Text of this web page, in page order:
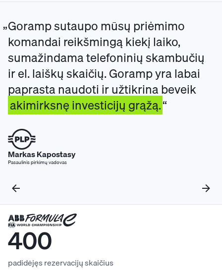
Goramp sutaupo mūsų priėmimo
komandai reikšmingą kiekį laiko,
sumažindama telefoninių skambučių
ir el. laiškų skaičių. Goramp yra labai
paprasta naudoti ir užtikrina beveik
akimirksnę investicijų grąžą.
Markas Kapostasy
Pasaulinis pirkimų vadovas
400
padidėjęs rezervacijų skaičius